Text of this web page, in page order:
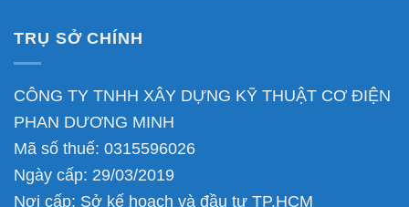
TRỤ SỞ CHÍNH
CÔNG TY TNHH XÂY DỰNG KỸ THUẬT CƠ ĐIỆN
PHAN DƯƠNG MINH
Mã số thuế: 0315596026
Ngày cấp: 29/03/2019
Nơi cấp: Sở kế hoạch và đầu tư TP.HCM